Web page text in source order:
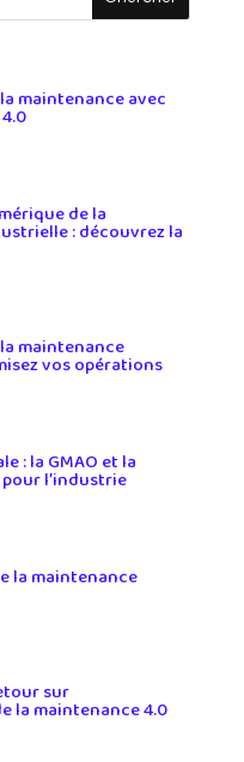
maintenance avec
de la
: découvrez la
maintenance
vos opérations
: la GMAO et la
l’industrie
la maintenance
sur
la maintenance 4.0